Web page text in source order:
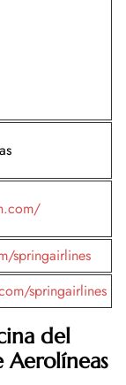
springairlines
springairlines
del